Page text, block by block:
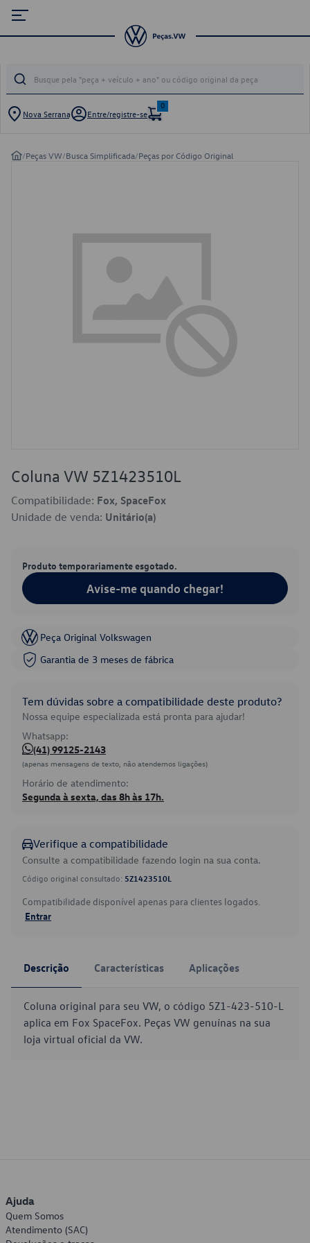
Nova Serrana Entre/registre-se
0
/Peças VW/Busca Simplificada/Peças por Código Original
Coluna VW 5Z1423510L
Compatibilidade: Fox, SpaceFox
Unidade de venda: Unitário(a)
Produto temporariamente esgotado.
Avise-me quando chegar!
Peça Original Volkswagen
Garantia de 3 meses de fábrica
Tem dúvidas sobre a compatibilidade deste produto?
Nossa equipe especializada está pronta para ajudar!
Whatsapp:
(41) 99125-2143
(apenas mensagens de texto, não atendemos ligações)
Horário de atendimento:
Segunda à sexta, das 8h às 17h.
Verifique a compatibilidade
Consulte a compatibilidade fazendo login na sua conta.
Código original consultado: 5Z1423510L
Compatibilidade disponível apenas para clientes logados.
Entrar
Descrição Características Aplicações
Coluna original para seu VW, o código 5Z1-423-510-L
aplica em Fox SpaceFox. Peças VW genuínas na sua
loja virtual oficial da VW.
Ajuda
Quem Somos
Atendimento (SAC)